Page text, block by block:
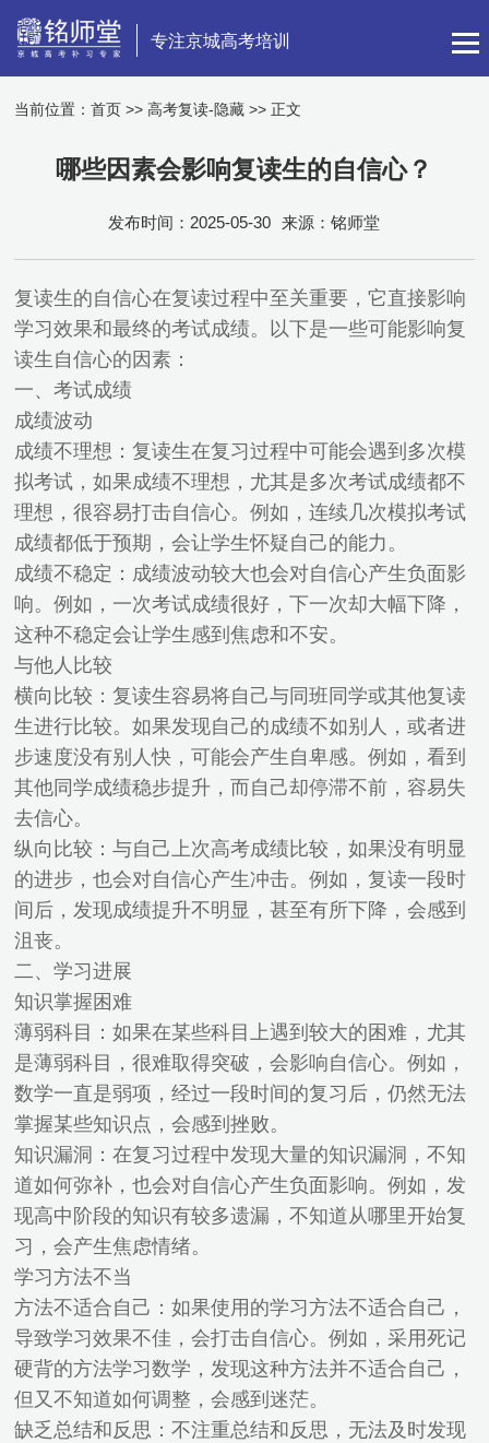
专注京城高考培训
当前位置：首页 >> 高考复读-隐藏 >> 正文
哪些因素会影响复读生的自信心？
发布时间：2025-05-30 来源：铭师堂
复读生的自信心在复读过程中至关重要，它直接影响
学习效果和最终的考试成绩。以下是一些可能影响复
读生自信心的因素：
一、考试成绩
成绩波动
成绩不理想：复读生在复习过程中可能会遇到多次模
拟考试，如果成绩不理想，尤其是多次考试成绩都不
理想，很容易打击自信心。例如，连续几次模拟考试
成绩都低于预期，会让学生怀疑自己的能力。
成绩不稳定：成绩波动较大也会对自信心产生负面影
响。例如，一次考试成绩很好，下一次却大幅下降，
这种不稳定会让学生感到焦虑和不安。
与他人比较
横向比较：复读生容易将自己与同班同学或其他复读
生进行比较。如果发现自己的成绩不如别人，或者进
步速度没有别人快，可能会产生自卑感。例如，看到
其他同学成绩稳步提升，而自己却停滞不前，容易失
去信心。
纵向比较：与自己上次高考成绩比较，如果没有明显
的进步，也会对自信心产生冲击。例如，复读一段时
间后，发现成绩提升不明显，甚至有所下降，会感到
沮丧。
二、学习进展
知识掌握困难
薄弱科目：如果在某些科目上遇到较大的困难，尤其
是薄弱科目，很难取得突破，会影响自信心。例如，
数学一直是弱项，经过一段时间的复习后，仍然无法
掌握某些知识点，会感到挫败。
知识漏洞：在复习过程中发现大量的知识漏洞，不知
道如何弥补，也会对自信心产生负面影响。例如，发
现高中阶段的知识有较多遗漏，不知道从哪里开始复
习，会产生焦虑情绪。
学习方法不当
方法不适合自己：如果使用的学习方法不适合自己，
导致学习效果不佳，会打击自信心。例如，采用死记
硬背的方法学习数学，发现这种方法并不适合自己，
但又不知道如何调整，会感到迷茫。
缺乏总结和反思：不注重总结和反思，无法及时发现